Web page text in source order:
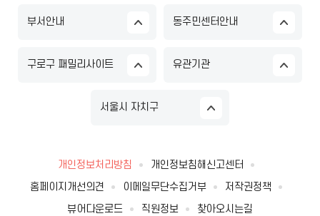
부서안내 동주민센터안내
구로구 패밀리사이트 유관기관
서울시 자치구
개인정보처리방침
개인정보침해신고센터
홈페이지개선의견
이메일무단수집거부
저작권정책
뷰어다운로드
직원정보 찾아오시는길